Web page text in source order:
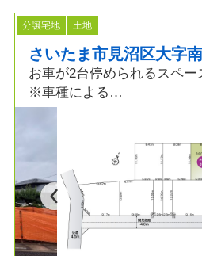
分譲宅地 土地
さいたま市見沼区大字
お車が2台停められるスペー
※車種による
お好みのプランで建築できま
着工棟数18,000棟の実績か